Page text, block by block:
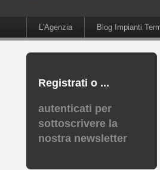
L'Agenzia Blog Impianti
Registrati o ...
autenticati per
sottoscrivere la
nostra newsletter